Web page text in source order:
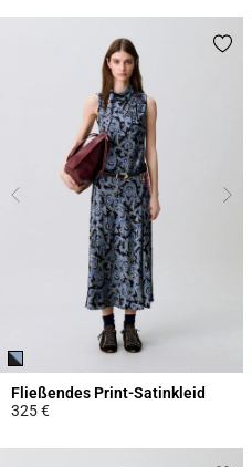
Fließendes Print-Satinkleid
325 €